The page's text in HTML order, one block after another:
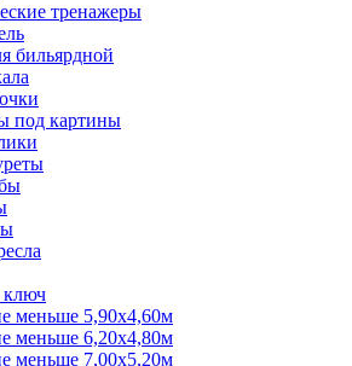
тренажеры
бильярдной
под картины
ключ
меньше 5,90х4,60м
меньше 6,20х4,80м
меньше 7,00х5,20м